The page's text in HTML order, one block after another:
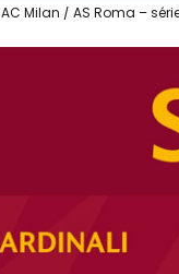
AC Milan / AS Roma –